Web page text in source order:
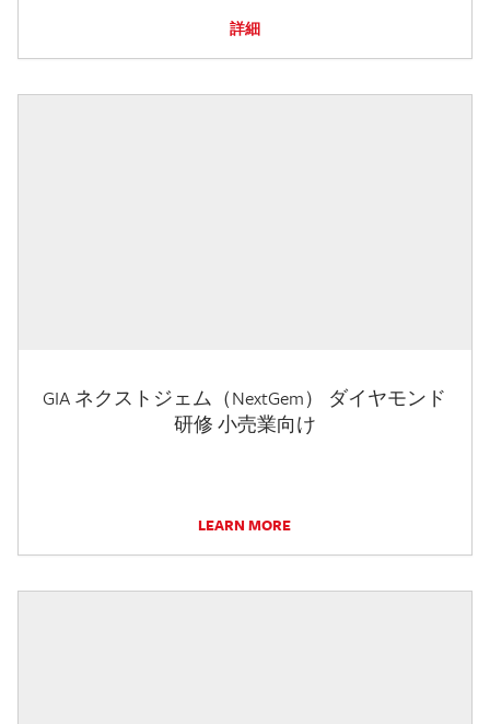
詳細
GIA ネクストジェム（NextGem） ダイヤモンド
研修 小売業向け
LEARN MORE